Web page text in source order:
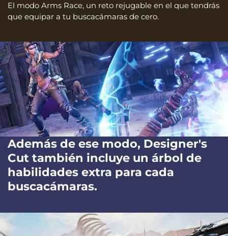
El modo Arms Race, un reto rejugable en el que tendrás
que equipar a tu buscacámaras de cero.
Además de ese modo, Designer's
Cut también incluye un árbol de
habilidades extra para cada
buscacámaras.